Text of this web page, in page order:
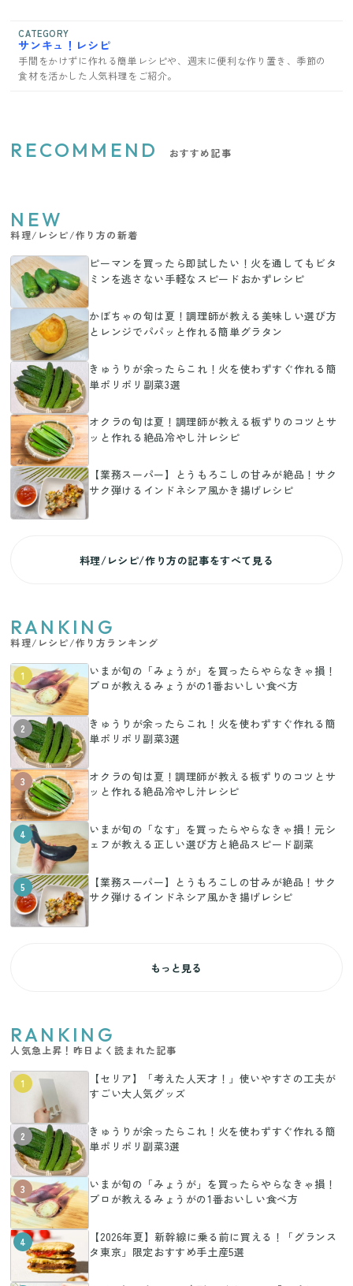
CATEGORY
サンキュ！レシピ
手間をかけずに作れる簡単レシピや、週末に便利な作り置き、季節の
食材を活かした人気料理をご紹介。
RECOMMEND おすすめ記事
NEW
料理/レシピ/作り方の新着
ピーマンを買ったら即試したい！火を通してもビタ
ミンを逃さない手軽なスピードおかずレシピ
かぼちゃの旬は夏！調理師が教える美味しい選び方
とレンジでパパッと作れる簡単グラタン
きゅうりが余ったらこれ！火を使わずすぐ作れる簡
単ポリポリ副菜3選
オクラの旬は夏！調理師が教える板ずりのコツとサ
ッと作れる絶品冷やし汁レシピ
【業務スーパー】とうもろこしの甘みが絶品！サク
サク弾けるインドネシア風かき揚げレシピ
料理/レシピ/作り方の記事をすべて見る
RANKING
料理/レシピ/作り方ランキング
1
いまが旬の「みょうが」を買ったらやらなきゃ損！
プロが教えるみょうがの1番おいしい食べ方
2
きゅうりが余ったらこれ！火を使わずすぐ作れる簡
単ポリポリ副菜3選
3
オクラの旬は夏！調理師が教える板ずりのコツとサ
ッと作れる絶品冷やし汁レシピ
4
いまが旬の「なす」を買ったらやらなきゃ損！元シ
ェフが教える正しい選び方と絶品スピード副菜
5
【業務スーパー】とうもろこしの甘みが絶品！サク
サク弾けるインドネシア風かき揚げレシピ
もっと見る
RANKING
人気急上昇！昨日よく読まれた記事
1
【セリア】「考えた人天才！」使いやすさの工夫が
すごい大人気グッズ
2
きゅうりが余ったらこれ！火を使わずすぐ作れる簡
単ポリポリ副菜3選
3
いまが旬の「みょうが」を買ったらやらなきゃ損！
プロが教えるみょうがの1番おいしい食べ方
4
【2026年夏】新幹線に乗る前に買える！「グランス
タ東京」限定おすすめ手土産5選